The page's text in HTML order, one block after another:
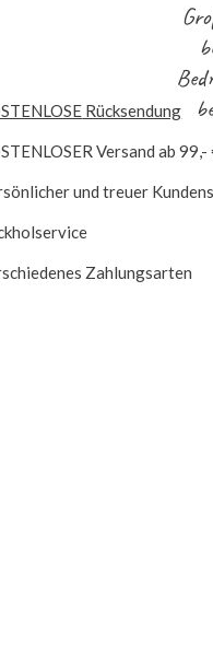
Rücksendung
Versand ab 99,-
und treuer
Zahlungsarten